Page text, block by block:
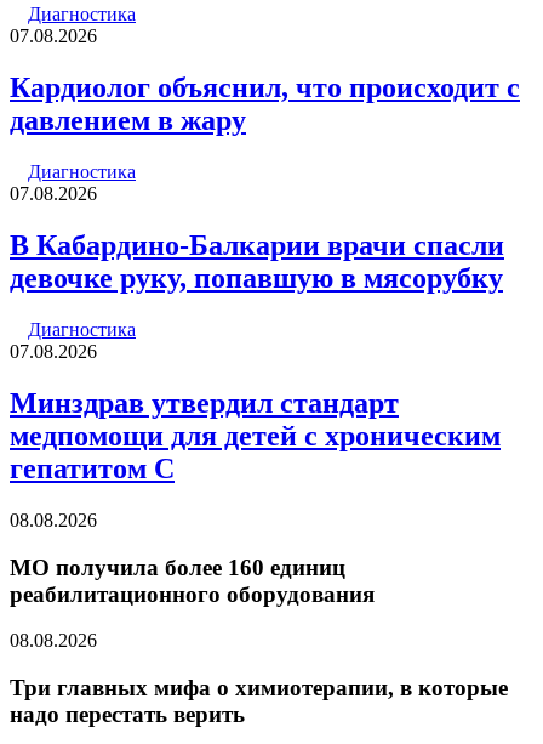
Диагностика
07.08.2026
Кардиолог объяснил, что происходит с
давлением в жару
Диагностика
07.08.2026
В Кабардино-Балкарии врачи спасли
девочке руку, попавшую в мясорубку
Диагностика
07.08.2026
Минздрав утвердил стандарт
медпомощи для детей с хроническим
гепатитом С
08.08.2026
МО получила более 160 единиц
реабилитационного оборудования
08.08.2026
Три главных мифа о химиотерапии, в которые
надо перестать верить